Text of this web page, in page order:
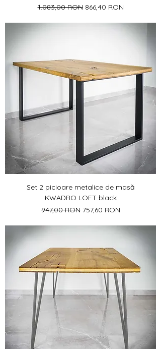
Preț normal
1.083,00 RON Preț redus
866,40 RON
Set 2 picioare metalice de masă
KWADRO LOFT black
Preț normal
947,00 RON Preț redus
757,60 RON